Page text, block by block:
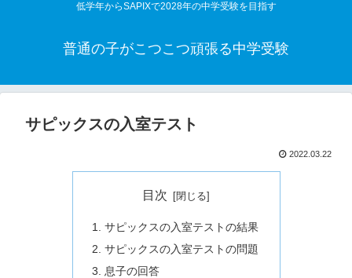
低学年からSAPIXで2028年の中学受験を目指す
普通の子がこつこつ頑張る中学受験
サピックスの入室テスト
2022.03.22
目次
サピックスの入室テストの結果
サピックスの入室テストの問題
息子の回答